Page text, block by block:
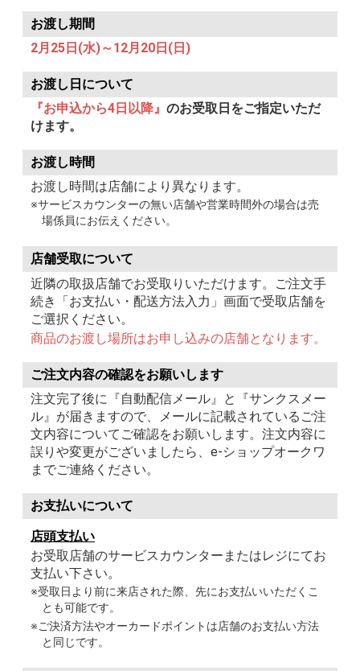
お渡し期間
2月25日(水)～12月20日(日)
お渡し日について
『お申込から4日以降』 のお受取日をご指定いただ
けます。
お渡し時間
お渡し時間は店舗により異なります。
※サービスカウンターの無い店舗や営業時間外の場合は売
場係員にお伝えください。
店舗受取について
近隣の取扱店舗でお受取りいただけます。ご注文手
続き「お支払い・配送方法入力」画面で受取店舗を
ご選択ください。
商品のお渡し場所はお申し込みの店舗となります。
ご注文内容の確認をお願いします
注文完了後に『自動配信メール』と『サンクスメー
ル』が届きますので、メールに記載されているご注
文内容についてご確認をお願いします。注文内容に
誤りや変更がございましたら、e-ショップオークワ
までご連絡ください。
お支払いについて
店頭支払い
お受取店舗のサービスカウンターまたはレジにてお
支払い下さい。
※受取日より前に来店された際、先にお支払いいただくこ
とも可能です。
※ご決済方法やオーカードポイントは店舗のお支払い方法
と同じです。